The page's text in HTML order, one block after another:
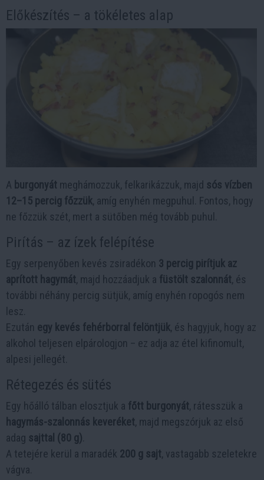
Előkészítés – a tökéletes alap
A burgonyát meghámozzuk, felkarikázzuk, majd sós vízben
12–15 percig főzzük, amíg enyhén megpuhul. Fontos, hogy
ne főzzük szét, mert a sütőben még tovább puhul.
Pirítás – az ízek felépítése
Egy serpenyőben kevés zsiradékon 3 percig pirítjuk az
aprított hagymát, majd hozzáadjuk a füstölt szalonnát, és
további néhány percig sütjük, amíg enyhén ropogós nem
lesz.
Ezután egy kevés fehérborral felöntjük, és hagyjuk, hogy az
alkohol teljesen elpárologjon – ez adja az étel kifinomult,
alpesi jellegét.
Rétegezés és sütés
Egy hőálló tálban elosztjuk a főtt burgonyát, rátesszük a
hagymás-szalonnás keveréket, majd megszórjuk az első
adag sajttal (80 g)
A tetejére kerül a maradék 200 g sajt, vastagabb szeletekre
vágva.